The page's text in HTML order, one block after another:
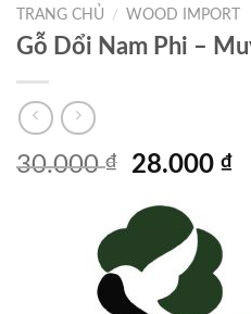
TRANG CHỦ / WOOD IMPORT
Gỗ Dổi Nam Phi –
30.000₫
Giá
là:
30.000 ₫.
28.000₫